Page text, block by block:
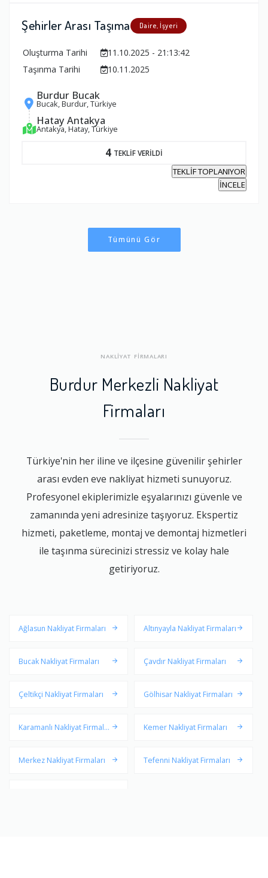
Şehirler Arası Taşıma Daire, İşyeri
Oluşturma Tarihi
11.10.2025 - 21:13:42
Taşınma Tarihi
10.11.2025
Burdur Bucak
Bucak, Burdur, Türkiye
Hatay Antakya
Antakya, Hatay, Türkiye
4 TEKLİF VERİLDİ
TEKLİF TOPLANIYOR
İNCELE
Tümünü Gör
NAKLİYAT FİRMALARI
Burdur Merkezli Nakliyat
Firmaları
Türkiye'nin her iline ve ilçesine güvenilir şehirler
arası evden eve nakliyat hizmeti sunuyoruz.
Profesyonel ekiplerimizle eşyalarınızı güvenle ve
zamanında yeni adresinize taşıyoruz. Ekspertiz
hizmeti, paketleme, montaj ve demontaj hizmetleri
ile taşınma sürecinizi stressiz ve kolay hale
getiriyoruz.
Ağlasun Nakliyat Firmaları Altınyayla Nakliyat Firmaları
Bucak Nakliyat Firmaları Çavdır Nakliyat Firmaları
Çeltikçi Nakliyat Firmaları Gölhisar Nakliyat Firmaları
Karamanlı Nakliyat Firmalar
Kemer Nakliyat Firmaları
Merkez Nakliyat Firmaları Tefenni Nakliyat Firmaları